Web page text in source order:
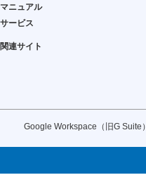
マニュアル
サービス
関連サイト
Google Workspace（旧G Suite）